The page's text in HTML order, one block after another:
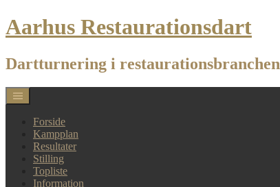
Skip
to
Aarhus Restaurationsdart
Dartturnering i restaurationsbranchen
Forside
Kampplan
Resultater
Stilling
Topliste
Information